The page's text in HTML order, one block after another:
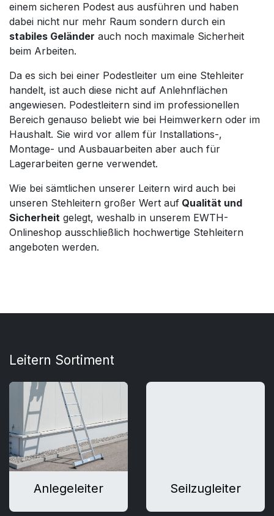
einem sicheren Podest aus ausführen und haben
dabei nicht nur mehr Raum sondern durch ein
stabiles Geländer auch noch maximale Sicherheit
beim Arbeiten.
Da es sich bei einer Podestleiter um eine Stehleiter
handelt, ist auch diese nicht auf Anlehnflächen
angewiesen. Podestleitern sind im professionellen
Bereich genauso beliebt wie bei Heimwerkern oder im
Haushalt. Sie wird vor allem für Installations-,
Montage- und Ausbauarbeiten aber auch für
Lagerarbeiten gerne verwendet.
Wie bei sämtlichen unserer Leitern wird auch bei
unseren Stehleitern großer Wert auf Qualität und
Sicherheit gelegt, weshalb in unserem EWTH-
Onlineshop ausschließlich hochwertige Stehleitern
angeboten werden.
Leitern Sortiment
Anlegeleiter Seilzugleiter